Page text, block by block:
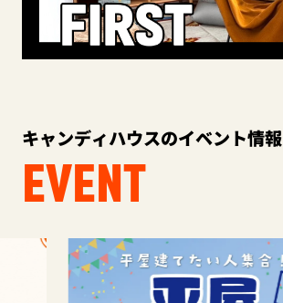
キャンディハウスのイベント情報
EVENT